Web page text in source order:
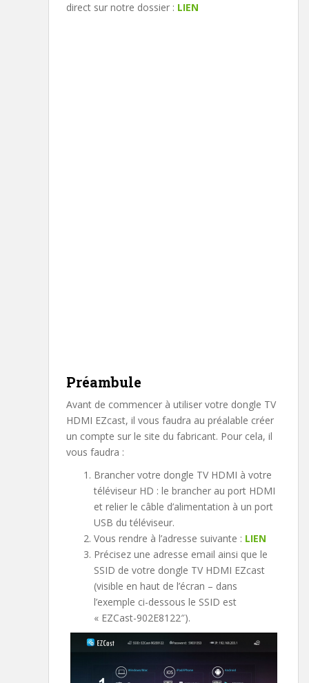
direct sur notre dossier : LIEN
Préambule
Avant de commencer à utiliser votre dongle TV
HDMI EZcast, il vous faudra au préalable créer
un compte sur le site du fabricant. Pour cela, il
vous faudra :
Brancher votre dongle TV HDMI à votre
téléviseur HD : le brancher au port HDMI
et relier le câble d’alimentation à un port
USB du téléviseur.
Vous rendre à l’adresse suivante : LIEN
Précisez une adresse email ainsi que le
SSID de votre dongle TV HDMI EZcast
(visible en haut de l’écran – dans
l’exemple ci-dessous le SSID est
« EZCast-902E8122″).